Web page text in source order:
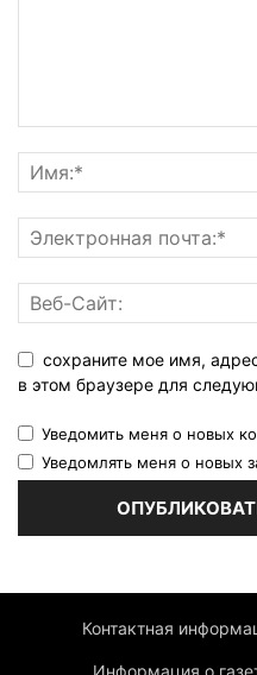
сохраните мое имя,
в этом браузере для
Уведомить меня о новых
Уведомлять меня о новых
Контактная